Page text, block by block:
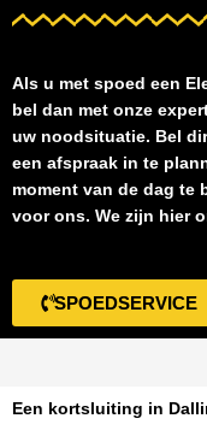
Als u met spoed een
bel dan met onze
uw noodsituatie. Bel
een afspraak in te
moment van de dag te
voor ons. We zijn hier
SPOEDSERVICE
Een kortsluiting in